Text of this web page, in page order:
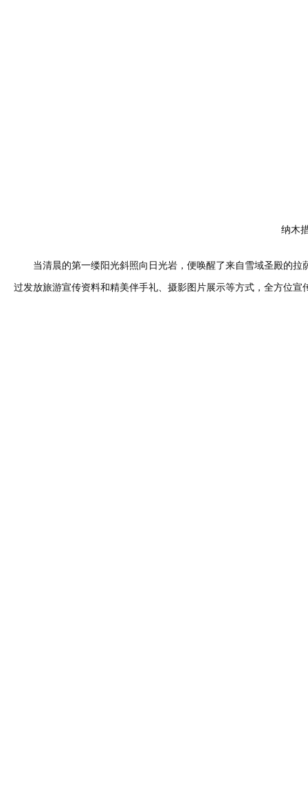
纳木
当清晨的第一缕阳光斜照向日光岩，便唤醒了来自雪域圣殿的拉
过发放旅游宣传资料和精美伴手礼、摄影图片展示等方式，全方位宣